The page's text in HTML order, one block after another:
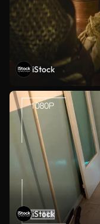
iStock
iStock